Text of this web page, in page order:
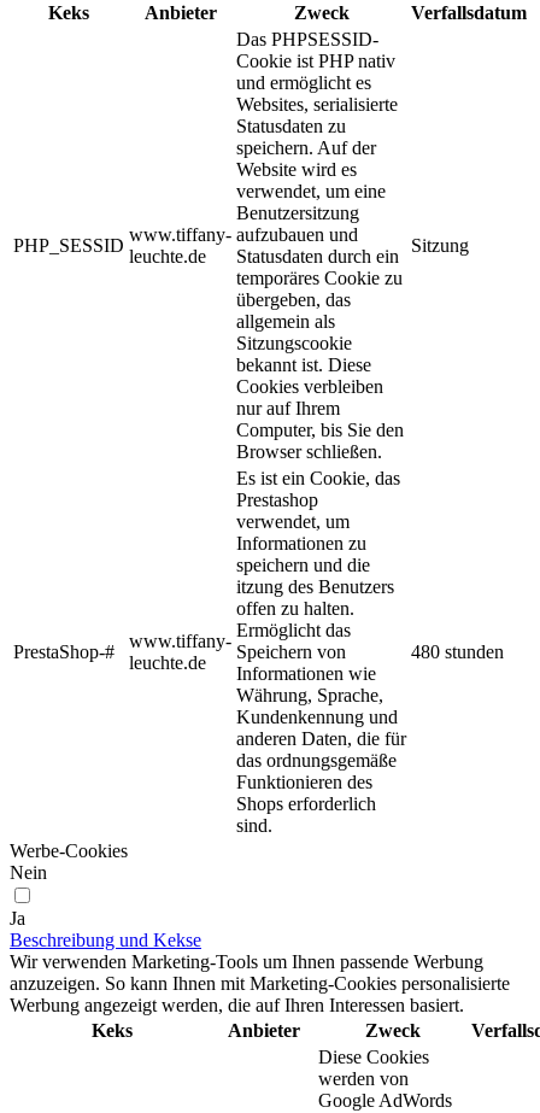
Keks
Anbieter Zweck Verfallsdatum
PHP_SESSID
www.tiffany-
leuchte.de
Das PHPSESSID-
Cookie ist PHP nativ
und ermöglicht es
Websites, serialisierte
Statusdaten zu
speichern. Auf der
Website wird es
verwendet, um eine
Benutzersitzung
aufzubauen und
Statusdaten durch ein
temporäres Cookie zu
übergeben, das
allgemein als
Sitzungscookie
bekannt ist. Diese
Cookies verbleiben
nur auf Ihrem
Computer, bis Sie den
Browser schließen.
Sitzung
PrestaShop-#
www.tiffany-
leuchte.de
Es ist ein Cookie, das
Prestashop
verwendet, um
Informationen zu
speichern und die
itzung des Benutzers
offen zu halten.
Ermöglicht das
Speichern von
Informationen wie
Währung, Sprache,
Kundenkennung und
anderen Daten, die für
das ordnungsgemäße
Funktionieren des
Shops erforderlich
sind.
480 stunden
Werbe-Cookies
Nein
Ja
Beschreibung und Kekse
Wir verwenden Marketing-Tools um Ihnen passende Werbung
anzuzeigen. So kann Ihnen mit Marketing-Cookies personalisierte
Werbung angezeigt werden, die auf Ihren Interessen basiert.
Keks
Anbieter Zweck
Diese Cookies
werden von
Google AdWords